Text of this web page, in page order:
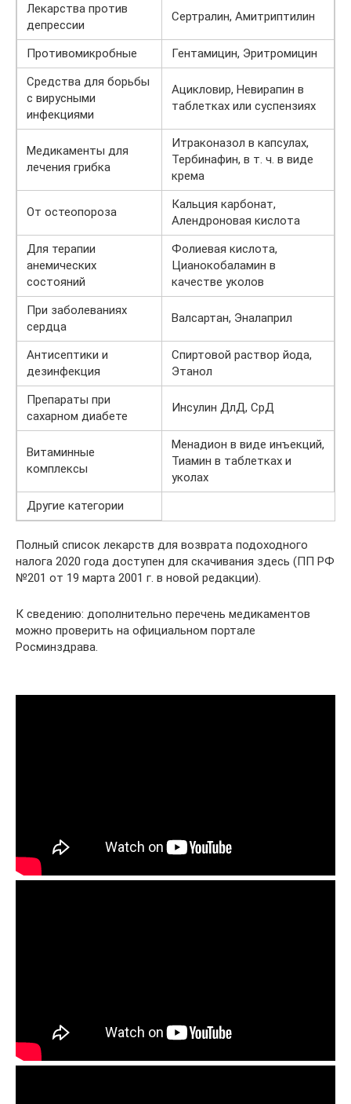
Лекарства против
депрессии
Сертралин, Амитриптилин
Противомикробные
Гентамицин, Эритромицин
Средства для борьбы
с вирусными
инфекциями
Ацикловир, Невирапин в
таблетках или суспензиях
Медикаменты для
лечения грибка
Итраконазол в капсулах,
Тербинафин, в т. ч. в виде
крема
От остеопороза
Кальция карбонат,
Алендроновая кислота
Для терапии
анемических
состояний
Фолиевая кислота,
Цианокобаламин в
качестве уколов
При заболеваниях
сердца
Валсартан, Эналаприл
Антисептики и
дезинфекция
Спиртовой раствор йода,
Этанол
Препараты при
сахарном диабете
Инсулин ДлД, СрД
Витаминные
комплексы
Менадион в виде инъекций,
Тиамин в таблетках и
уколах
Другие категории
Полный список лекарств для возврата подоходного
налога 2020 года доступен для скачивания здесь (ПП РФ
№201 от 19 марта 2001 г. в новой редакции).
К сведению: дополнительно перечень медикаментов
можно проверить на официальном портале
Росминздрава.